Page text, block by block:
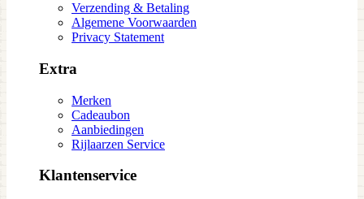
Verzending & Betaling
Algemene Voorwaarden
Privacy Statement
Extra
Merken
Cadeaubon
Aanbiedingen
Rijlaarzen Service
Klantenservice